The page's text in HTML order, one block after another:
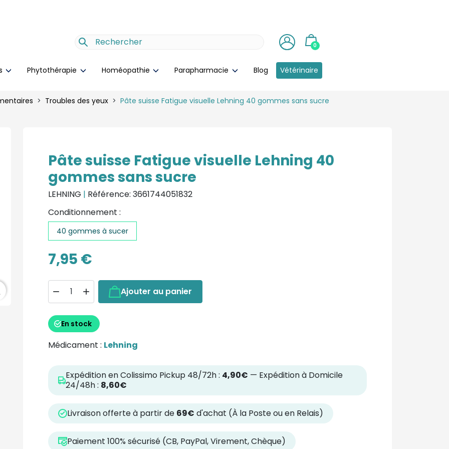
0
Phytothérapie Homéopathie Parapharmacie Blog Vétérinaire
Troubles des yeux Pâte suisse Fatigue visuelle Lehning 40 gommes sans sucre
Pâte suisse Fatigue visuelle Lehning 40
gommes sans sucre
LEHNING | Référence: 3661744051832
Conditionnement :
40 gommes à sucer
7,95 €
  Ajouter au panier
En stock
Médicament : Lehning
Expédition en Colissimo Pickup 48/72h : 4,90€ — Expédition à Domicile
24/48h : 8,60€
Livraison offerte à partir de 69€ d'achat (À la Poste ou en Relais)
Paiement 100% sécurisé (CB, PayPal, Virement, Chèque)